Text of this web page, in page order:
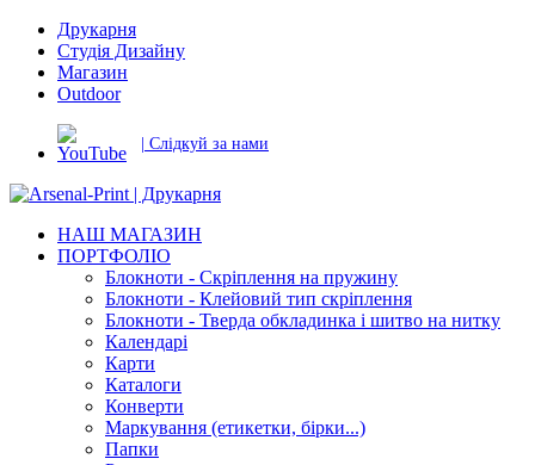
Друкарня
Студія Дизайну
Магазин
Outdoor
| Слідкуй за нами
НАШ МАГАЗИН
ПОРТФОЛІО
Блокноти - Скріплення на пружину
Блокноти - Клейовий тип скріплення
Блокноти - Тверда обкладинка і шитво на нитку
Календарі
Карти
Каталоги
Конверти
Маркування (етикетки, бірки...)
Папки